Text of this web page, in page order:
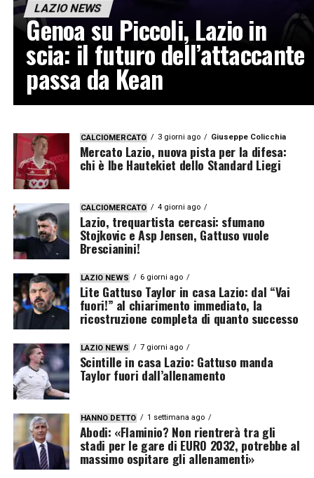
LAZIO NEWS
Genoa su Piccoli, Lazio in
scia: il futuro dell’attaccante
passa da Kean
CALCIOMERCATO 3 giorni ago Giuseppe Colicchia
Mercato Lazio, nuova pista per la difesa:
chi è Ibe Hautekiet dello Standard Liegi
CALCIOMERCATO 4 giorni ago
Lazio, trequartista cercasi: sfumano
Stojkovic e Asp Jensen, Gattuso vuole
Brescianini!
LAZIO NEWS 6 giorni ago
Lite Gattuso Taylor in casa Lazio: dal “Vai
fuori!” al chiarimento immediato, la
ricostruzione completa di quanto successo
LAZIO NEWS 7 giorni ago
Scintille in casa Lazio: Gattuso manda
Taylor fuori dall’allenamento
HANNO DETTO 1 settimana ago
Abodi: «Flaminio? Non rientrerà tra gli
stadi per le gare di EURO 2032, potrebbe al
massimo ospitare gli allenamenti»